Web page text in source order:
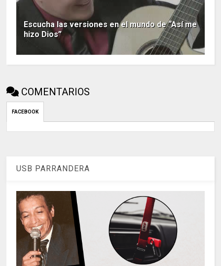
Escucha las versiones en el mundo de “Así me
hizo Dios”
COMENTARIOS
FACEBOOK
USB PARRANDERA